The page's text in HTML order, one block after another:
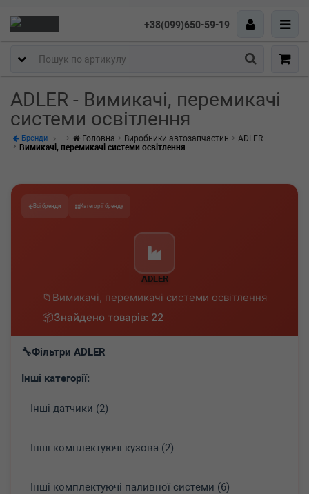
+38(099)650-59-19
Пошук
ADLER - Вимикачі, перемикачі
системи освітлення
Бренди Головна Виробники автозапчастин
ADLER
Вимикачі, перемикачі системи освітлення
Всі бренди Категорії бренду
ADLER
Вимикачі, перемикачі системи освітлення
Знайдено товарів: 22
Фільтри ADLER
Інші категорії:
Інші датчики (2)
Інші комплектуючі кузова (2)
Інші комплектуючі паливної системи (6)